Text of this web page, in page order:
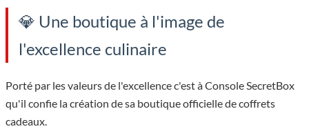
💎 Une boutique à l'image de
l'excellence culinaire
Porté par les valeurs de l'excellence c'est à Console SecretBox
qu'il confie la création de sa boutique officielle de coffrets
cadeaux.